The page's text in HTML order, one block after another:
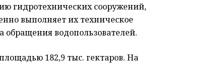
гидротехнических сооружений,
выполняет их техническое
обращения водопользователей.
182,9 тыс. гектаров. На